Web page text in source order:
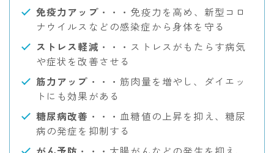
免疫力アップ ・・・免疫力を高め、新型コロ
ナウイルスなどの感染症から身体を守る
ストレス軽減 ・・・ストレスがもたらす病気
や症状を改善させる
筋力アップ ・・・筋肉量を増やし、ダイエッ
トにも効果がある
糖尿病改善 ・・・血糖値の上昇を抑え、糖尿
病の発症を抑制する